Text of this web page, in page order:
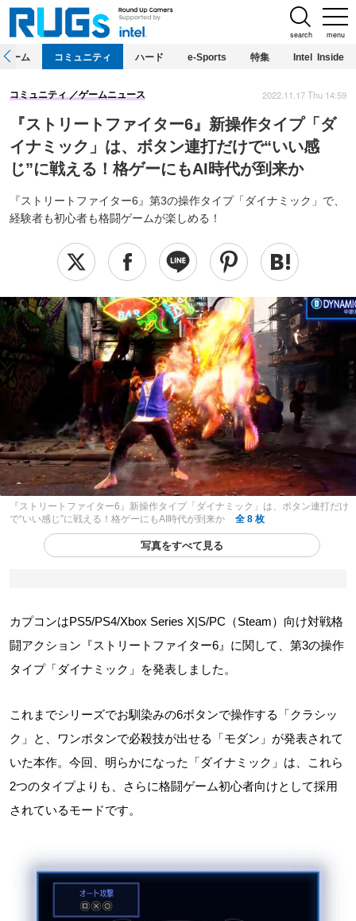
menu
search
ホーム コミュニティ ハード e-Sports 特集 Intel Inside
『ストリートファイター6』新操作タイプ「ダ
イナミック」は、ボタン連打だけで“いい感
じ”に戦える！格ゲーにもAI時代が到来か
『ストリートファイター6』第3の操作タイプ「ダイナミック」で、
経験者も初心者も格闘ゲームが楽しめる！
コミュニティ ゲームニュース 2022.11.17 Thu 14:59
『ストリートファイター6』新操作タイプ「ダイナミック」は、ボタン連打だけ
で“いい感じ”に戦える！格ゲーにもAI時代が到来か
全 8 枚
写真をすべて見る
カプコンはPS5/PS4/Xbox Series X|S/PC（Steam）向け対戦格
闘アクション『ストリートファイター6』に関して、第3の操作
タイプ「ダイナミック」を発表しました。
これまでシリーズでお馴染みの6ボタンで操作する「クラシッ
ク」と、ワンボタンで必殺技が出せる「モダン」が発表されて
いた本作。今回、明らかになった「ダイナミック」は、これら
2つのタイプよりも、さらに格闘ゲーム初心者向けとして採用
されているモードです。